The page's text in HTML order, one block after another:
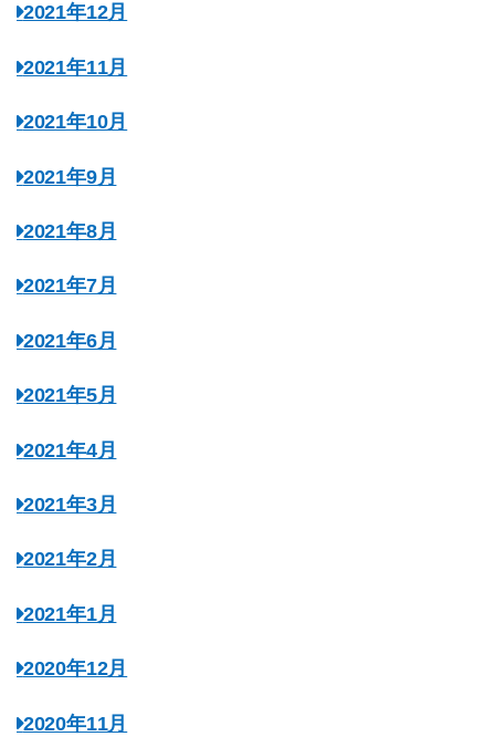
2021年12月
2021年11月
2021年10月
2021年9月
2021年8月
2021年7月
2021年6月
2021年5月
2021年4月
2021年3月
2021年2月
2021年1月
2020年12月
2020年11月